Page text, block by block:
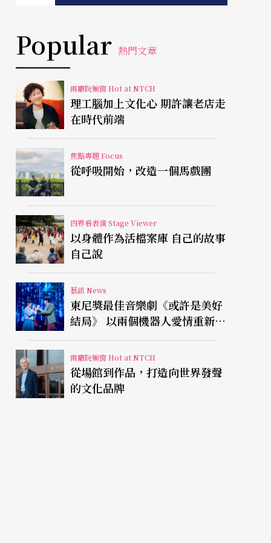
Popular 熱門文章
兩廳院櫥窗 Hot at NTCH
理工腦加上文化心 期許讓老店走
在時代前端
焦點專題 Focus
從呼吸開始，改造一個馬戲團
四界看表演 Stage Viewer
以身體作為活檔案庫 自己的故事
自己說
藝訊 News
東尼獎最佳音樂劇《或許是美好
結局》 以兩個機器人愛情重新凝
視有限人生
兩廳院櫥窗 Hot at NTCH
從場館到作品，打造向世界發聲
的文化品牌